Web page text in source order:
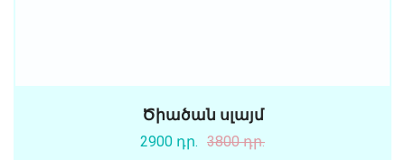
Ծիածան սլայմ
2900 դր. 3800 դր.